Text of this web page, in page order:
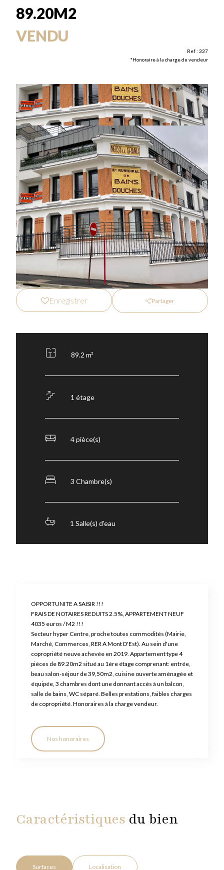
89.20M2
VENDU
Ref : 337
*Honoraire à la charge du vendeur
Enregistrer Partager
89.2 m²
1 étage
4 pièce(s)
3 Chambre(s)
1 Salle(s) d'eau
OPPORTUNITE A SAISIR !!!
FRAIS DE NOTAIRES REDUITS 2.5%, APPARTEMENT NEUF
4035 euros / M2 !!!
Secteur hyper Centre, proche toutes commodités (Mairie,
Marché, Commerces, RER A Mont D'Est). Au sein d'une
copropriété neuve achevée en 2019. Appartement type 4
pièces de 89.20m2 situé au 1ère étage comprenant: entrée,
beau salon-séjour de 39,50m2, cuisine ouverte aménagée et
équipée, 3 chambres dont une donnant accès à un balcon,
salle de bains, WC séparé. Belles prestations, faibles charges
de copropriété. Honoraires à la charge vendeur.
Nos honoraires
Caractéristiques du bien
Surfaces Localisation